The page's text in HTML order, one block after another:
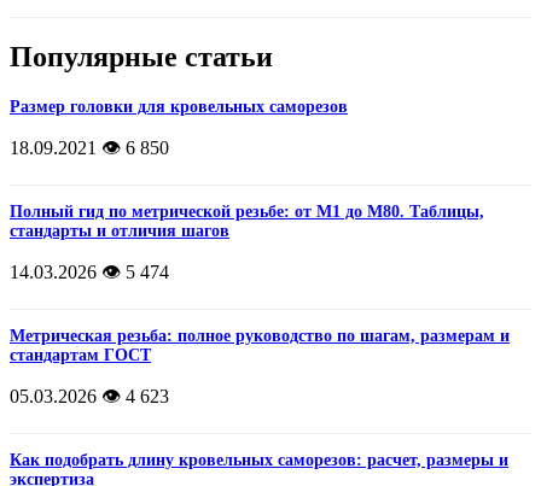
Популярные статьи
Размер головки для кровельных саморезов
18.09.2021 👁️ 6 850
Полный гид по метрической резьбе: от М1 до М80. Таблицы,
стандарты и отличия шагов
14.03.2026 👁️ 5 474
Метрическая резьба: полное руководство по шагам, размерам и
стандартам ГОСТ
05.03.2026 👁️ 4 623
Как подобрать длину кровельных саморезов: расчет, размеры и
экспертиза